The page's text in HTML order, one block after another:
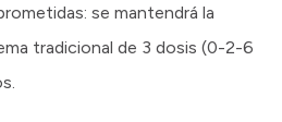
se mantendrá la
tradicional de 3 dosis (0-2-6